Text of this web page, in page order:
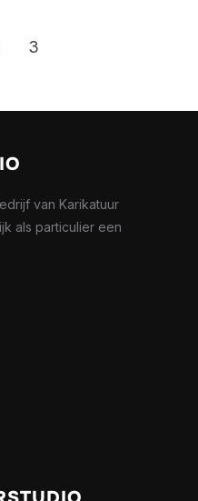
3
van Karikatuur
als particulier een